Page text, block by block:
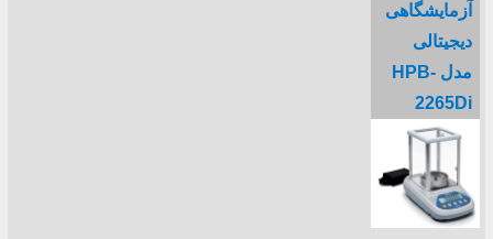
آزمایشگاهی
دیجیتالی
مدل HPB-
2265Di